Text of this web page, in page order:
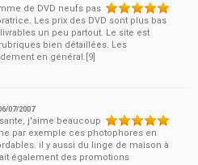
de DVD neufs pas
Les prix des DVD sont plus bas
un peu partout. Le site est
bien détaillées. Les
en général.[9]
07/2007
j'aime beaucoup
par exemple ces photophores en
il y aussi du linge de maison à
également des promotions